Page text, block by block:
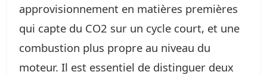
approvisionnement en matières premières
qui capte du CO2 sur un cycle court, et une
combustion plus propre au niveau du
moteur. Il est essentiel de distinguer deux